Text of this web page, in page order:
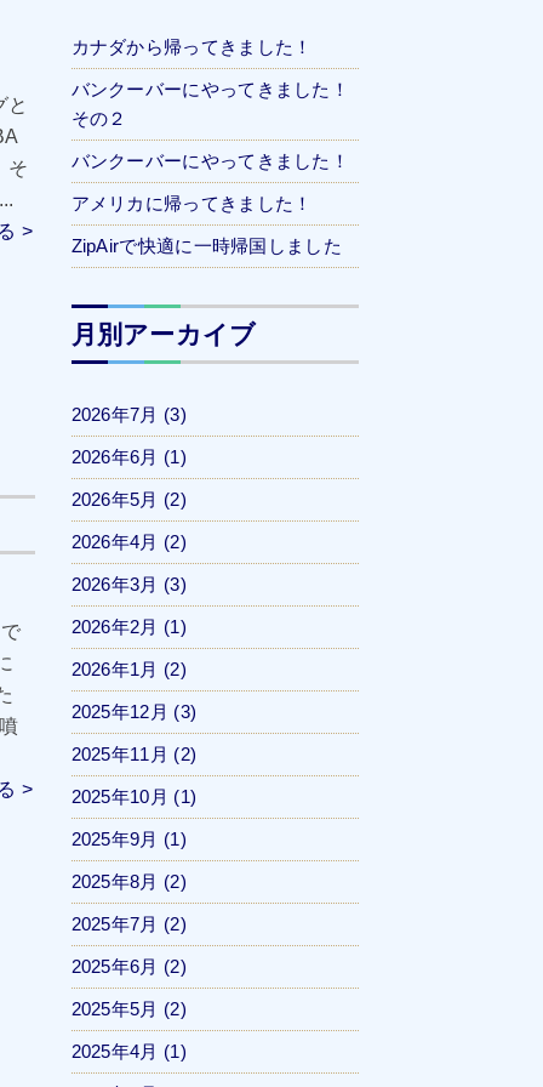
と
そ
>
>
カナダから帰ってきました！
バンクーバーにやってきました！
その２
バンクーバーにやってきました！
アメリカに帰ってきました！
ZipAirで快適に一時帰国しました
月別アーカイブ
2026年7月 (3)
2026年6月 (1)
2026年5月 (2)
2026年4月 (2)
2026年3月 (3)
2026年2月 (1)
2026年1月 (2)
2025年12月 (3)
2025年11月 (2)
2025年10月 (1)
2025年9月 (1)
2025年8月 (2)
2025年7月 (2)
2025年6月 (2)
2025年5月 (2)
2025年4月 (1)